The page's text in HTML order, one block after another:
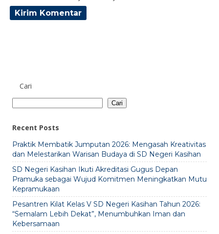
Cari
Cari
Recent Posts
Praktik Membatik Jumputan 2026: Mengasah Kreativitas
dan Melestarikan Warisan Budaya di SD Negeri Kasihan
SD Negeri Kasihan Ikuti Akreditasi Gugus Depan
Pramuka sebagai Wujud Komitmen Meningkatkan Mutu
Kepramukaan
Pesantren Kilat Kelas V SD Negeri Kasihan Tahun 2026:
“Semalam Lebih Dekat”, Menumbuhkan Iman dan
Kebersamaan